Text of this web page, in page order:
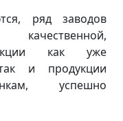
ряд заводов
как уже
и продукции
успешно